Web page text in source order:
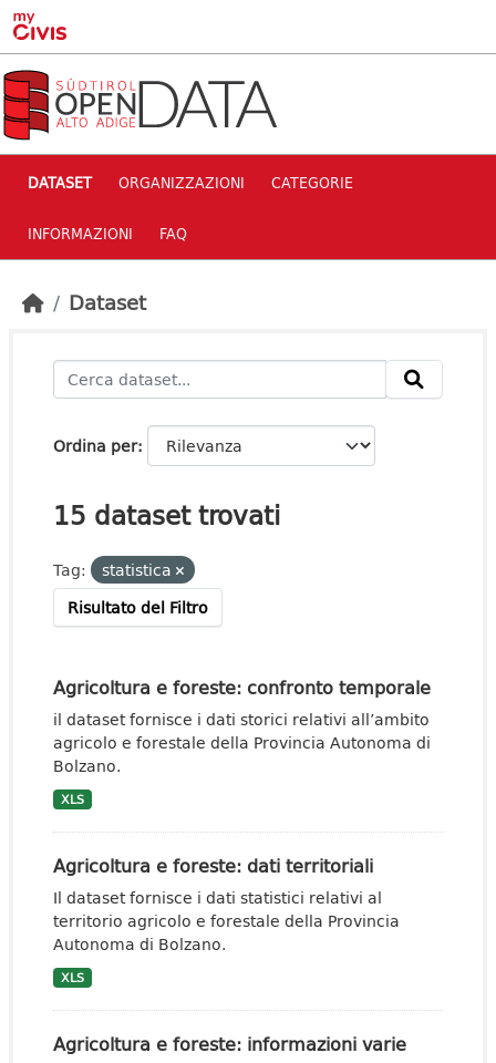
Skip to main content
DATASET ORGANIZZAZIONI CATEGORIE
INFORMAZIONI FAQ
Dataset
Ordina per
15 dataset trovati
Tag:
statistica
Risultato del Filtro
Agricoltura e foreste: confronto temporale
il dataset fornisce i dati storici relativi all’ambito
agricolo e forestale della Provincia Autonoma di
Bolzano.
XLS
Agricoltura e foreste: dati territoriali
Il dataset fornisce i dati statistici relativi al
territorio agricolo e forestale della Provincia
Autonoma di Bolzano.
XLS
Agricoltura e foreste: informazioni varie